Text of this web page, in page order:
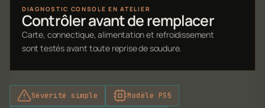
DIAGNOSTIC CONSOLE EN ATELIER
Contrôler avant de remplacer
Carte, connectique, alimentation et refroidissement
sont testés avant toute reprise de soudure.
Sévérité simple Modèle PS5